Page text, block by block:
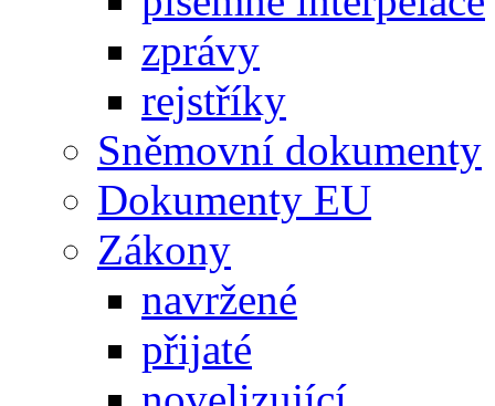
zprávy
rejstříky
Sněmovní dokumenty
Dokumenty EU
Zákony
navržené
přijaté